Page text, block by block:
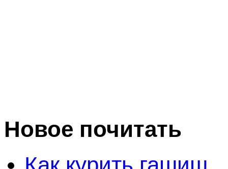
Новое почитать